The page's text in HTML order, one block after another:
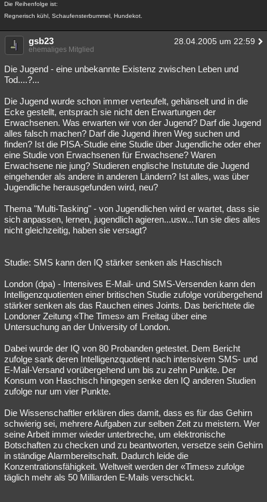
Die Reihenfolge ist:
Regnerisch kühl, Schaufensterbummel, Hundekot.
gsb23 28.04.2005 um 22:59
ehemaliges Mitglied
Die Jugend - eine unbekannte Existenz zwischen Leben und
Tod....?...
Die Jugend wurde schon immer verteufelt, gehänselt und in die
Ecke gestellt, entsprach sie nicht den Erwartungen der
Erwachsenen. Was erwarten wir von der Jugend? Darf die Jugend
alles falsch machen? Darf die Jugend ihren Weg suchen und
finden? Ist die PISA-Studie eine Studie über Jugendliche oder eher
eine Studie von Erwachsenen für Erwachsene? Waren
Erwachsene nie jung? Studieren englische Instutute die Jugend
eingehender als andere in anderen Ländern? Ist alles, was über
Jugendliche herausgefunden wird, neu?
Thema "Multi-Tasking" - von Jugendlichen wird er wartet, dass sie
sich anpassen, lernen, jugendlich agieren...usw...Tun sie dies alles
nicht gleichzeitig, haben sie versagt?
Studie: SMS kann den IQ stärker senken als Haschisch
London (dpa) - Intensives E-Mail- und SMS-Versenden kann den
Intelligenzquotienten einer britischen Studie zufolge vorübergehend
stärker senken als das Rauchen eines Joints. Das berichtete die
Londoner Zeitung «The Times» am Freitag über eine
Untersuchung an der University of London.
Dabei wurde der IQ von 80 Probanden getestet. Dem Bericht
zufolge sank deren Intelligenzquotient nach intensivem SMS- und
E-Mail-Versand vorübergehend um bis zu zehn Punkte. Der
Konsum von Haschisch hingegen senke den IQ anderen Studien
zufolge nur um vier Punkte.
Die Wissenschaftler erklären dies damit, dass es für das Gehirn
schwierig sei, mehrere Aufgaben zur selben Zeit zu meistern. Wer
seine Arbeit immer wieder unterbreche, um elektronische
Botschaften zu checken und zu beantworten, versetze sein Gehirn
in ständige Alarmbereitschaft. Dadurch leide die
Konzentrationsfähigkeit. Weltweit werden der «Times» zufolge
täglich mehr als 50 Milliarden E-Mails verschickt.